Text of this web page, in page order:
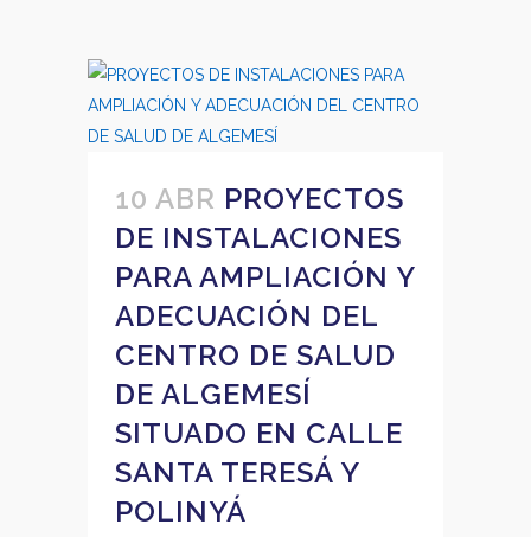
10 ABR PROYECTOS
DE INSTALACIONES
PARA AMPLIACIÓN Y
ADECUACIÓN DEL
CENTRO DE SALUD
DE ALGEMESÍ
SITUADO EN CALLE
SANTA TERESÁ Y
POLINYÁ